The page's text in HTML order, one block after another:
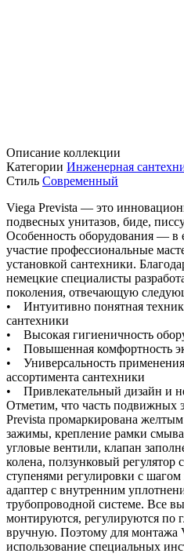
Описание коллекции
Категории Инженерная
Стиль Современный
Viega Prevista — это
подвесных унитазов, биде,
Особенность оборудования — в
участие профессиональные
установкой сантехники.
немецкие специалисты
поколения, отвечающую
• Интуитивно понятная
сантехники
• Высокая гигиеничность
• Повышенная комфортность
• Универсальность
ассортимента сантехники
• Привлекательный дизайн и
Отметим, что часть подвижных
Prevista промаркирована
зажимы, крепление рамки
угловые вентили, клапан
колена, ползунковый регулятор
ступенями регулировки с
адаптер с внутренним
трубопроводной системе. Все
монтируются, регулируются по
вручную. Поэтому для монтажа
использование специальных